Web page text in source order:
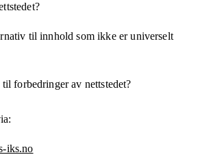
til innhold som ikke er universelt
forbedringer av nettstedet?
iks.no